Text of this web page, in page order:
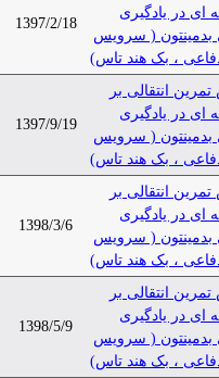
در یادگیری
( سرویس
، بک هند تاس)
1397/2/18
انتقالی بر
در یادگیری
( سرویس
، بک هند تاس)
1397/9/19
انتقالی بر
در یادگیری
( سرویس
، بک هند تاس)
1398/3/6
انتقالی بر
در یادگیری
( سرویس
، بک هند تاس)
1398/5/9